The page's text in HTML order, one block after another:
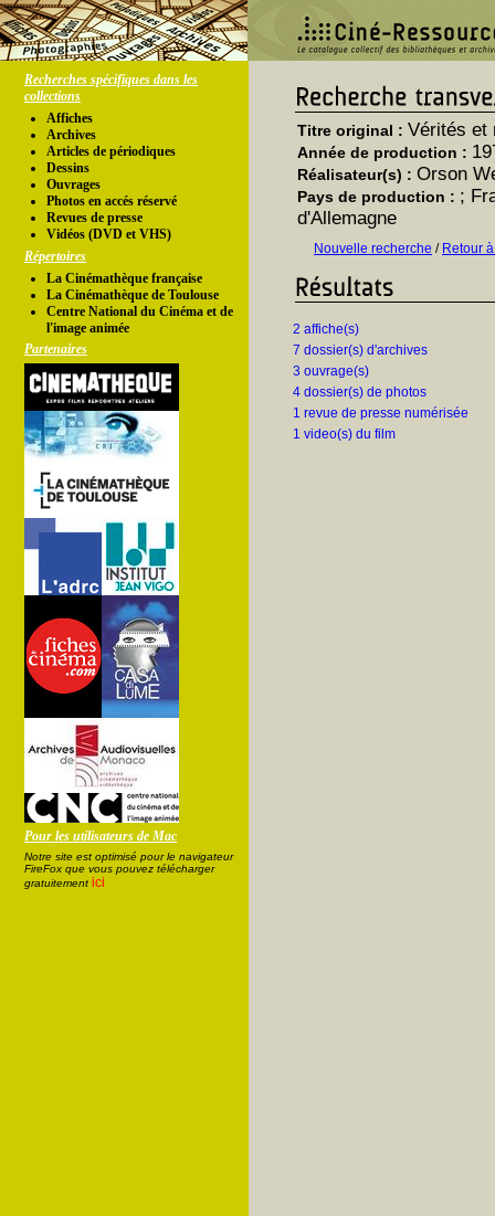
Recherches spécifiques dans les
collections
Affiches
Archives
Articles de périodiques
Dessins
Ouvrages
Photos en accés réservé
Revues de presse
Vidéos (DVD et VHS)
Répertoires
La Cinémathèque française
La Cinémathèque de Toulouse
Centre National du Cinéma et de
l'image animée
Partenaires
Pour les utilisateurs de Mac
Notre site est optimisé pour le navigateur
FireFox que vous pouvez télécharger
gratuitement ici
Titre original : Vérités et
Année de production :
Réalisateur(s) : Orson
Pays de production : ;
d'Allemagne
Nouvelle recherche / Retour
2 affiche(s)
7 dossier(s) d'archives
3 ouvrage(s)
4 dossier(s) de photos
1 revue de presse numérisée
1 video(s) du film